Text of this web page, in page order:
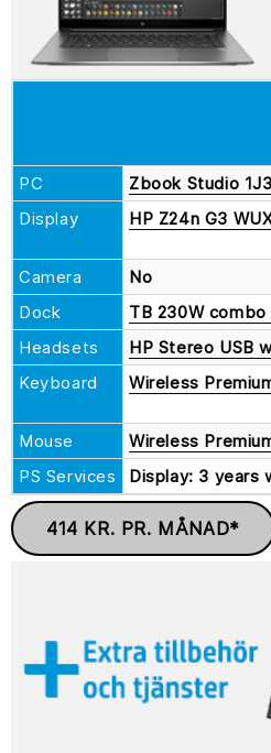
PC
Zbook Studio
Display
HP Z24n G3
Camera
No
Dock
TB 230W combo
Headsets
HP Stereo USB
Keyboard
Wireless
Mouse
Wireless
PS Services
Display: 3 years
414 KR. PR. MÅNAD*